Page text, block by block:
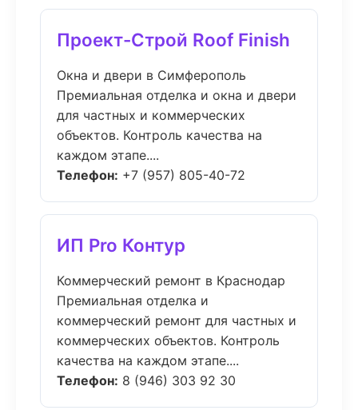
Проект-Строй Roof Finish
Окна и двери в Симферополь
Премиальная отделка и окна и двери
для частных и коммерческих
объектов. Контроль качества на
каждом этапе....
Телефон: +7 (957) 805-40-72
ИП Pro Контур
Коммерческий ремонт в Краснодар
Премиальная отделка и
коммерческий ремонт для частных и
коммерческих объектов. Контроль
качества на каждом этапе....
Телефон: 8 (946) 303 92 30